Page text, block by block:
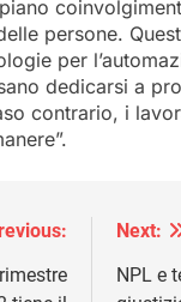
persone.
per
dedicarsi a
contrario, i
Next:
NPL e